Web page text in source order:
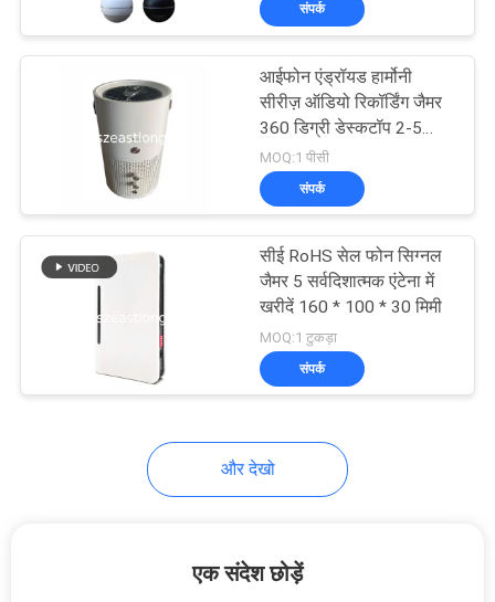
ऑडियो रिकॉर्डिंग जैमर
5जी जैमर
सिग्नल डिटेक्शन विश्लेषण
संपर्क
आईफोन एंड्रॉयड हार्मोनी
सीरीज़ ऑडियो रिकॉर्डिंग जैमर
360 डिग्री डेस्कटॉप 2-5
मीटर
MOQ:1 पीसी
संपर्क
सीई RoHS सेल फोन सिग्नल
जैमर 5 सर्वदिशात्मक एंटेना में
खरीदें 160 * 100 * 30 मिमी
MOQ:1 टुकड़ा
संपर्क
और देखो
एक संदेश छोड़ें